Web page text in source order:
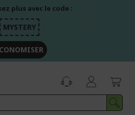
plus avec le code :
MYSTERY